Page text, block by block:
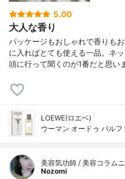
5.00
大人な香り
パッケージもおしゃれで香りも
に入ればとても使える一品。ネ
頭に行って聞くのが1番だと思い
LOEWE(ロエベ)
ウーマン オードゥ パルフ
美容気功師 / 美容コラム
Nozomi